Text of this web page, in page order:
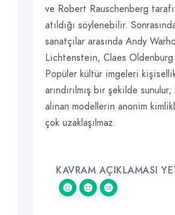
ve Robert Rauschenberg
atıldığı söylenebilir.
sanatçılar arasında Andy
Lichtenstein, Claes Oldenburg
Popüler kültür imgeleri
arındırılmış bir şekilde
alınan modellerin anonim
çok uzaklaşılmaz.
KAVRAM AÇIKLAMASI